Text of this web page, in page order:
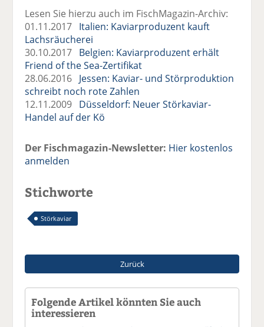
Lesen Sie hierzu auch im FischMagazin-Archiv:
01.11.2017 Italien: Kaviarproduzent kauft
Lachsräucherei
30.10.2017 Belgien: Kaviarproduzent erhält
Friend of the Sea-Zertifikat
28.06.2016 Jessen: Kaviar- und Störproduktion
schreibt noch rote Zahlen
12.11.2009 Düsseldorf: Neuer Störkaviar-
Handel auf der Kö
Der Fischmagazin-Newsletter: Hier kostenlos
anmelden
Stichworte
Störkaviar
Zurück
Folgende Artikel könnten Sie auch
interessieren